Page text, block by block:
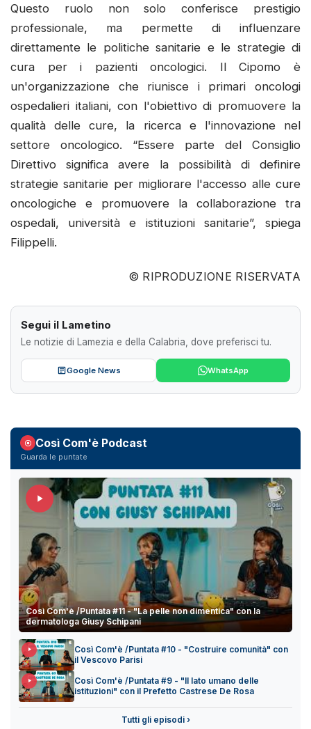
Questo ruolo non solo conferisce prestigio
professionale, ma permette di influenzare
direttamente le politiche sanitarie e le strategie di
cura per i pazienti oncologici. Il Cipomo è
un'organizzazione che riunisce i primari oncologi
ospedalieri italiani, con l'obiettivo di promuovere la
qualità delle cure, la ricerca e l'innovazione nel
settore oncologico. “Essere parte del Consiglio
Direttivo significa avere la possibilità di definire
strategie sanitarie per migliorare l'accesso alle cure
oncologiche e promuovere la collaborazione tra
ospedali, università e istituzioni sanitarie”, spiega
Filippelli.
© RIPRODUZIONE RISERVATA
Segui il Lametino
Le notizie di Lamezia e della Calabria, dove preferisci tu.
Google News WhatsApp
Così Com'è Podcast
Guarda le puntate
Così Com'è /Puntata #11 - "La pelle non dimentica" con la
dermatologa Giusy Schipani
Così Com'è /Puntata #10 - "Costruire comunità" con
il Vescovo Parisi
Così Com'è /Puntata #9 - "Il lato umano delle
istituzioni" con il Prefetto Castrese De Rosa
Tutti gli episodi ›